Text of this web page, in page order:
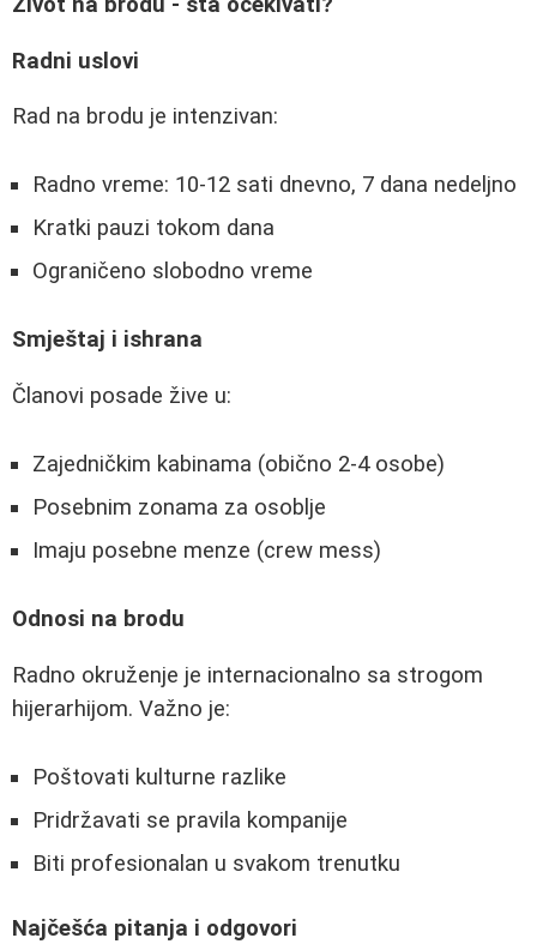
Radni uslovi
Rad na brodu je intenzivan:
Radno vreme: 10-12 sati dnevno, 7 dana nedeljno
Kratki pauzi tokom dana
Ograničeno slobodno vreme
Smještaj i ishrana
Članovi posade žive u:
Zajedničkim kabinama (obično 2-4 osobe)
Posebnim zonama za osoblje
Imaju posebne menze (crew mess)
Odnosi na brodu
Radno okruženje je internacionalno sa strogom
hijerarhijom. Važno je:
Poštovati kulturne razlike
Pridržavati se pravila kompanije
Biti profesionalan u svakom trenutku
Najčešća pitanja i odgovori